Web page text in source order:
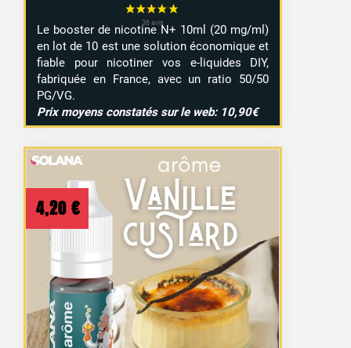
Le booster de nicotine N+ 10ml (20 mg/ml)
en lot de 10 est une solution économique et
fiable pour nicotiner vos e-liquides DIY,
fabriquée en France, avec un ratio 50/50
PG/VG.
Prix moyens constatés sur le web: 10,90€
4,20 €